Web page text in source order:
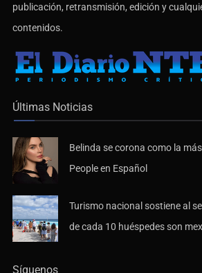
publicación, retransmisión, edición y
contenidos.
Últimas Noticias
Belinda se corona como la
People en Español
Turismo nacional sostiene al
de cada 10 huéspedes son
Síguenos